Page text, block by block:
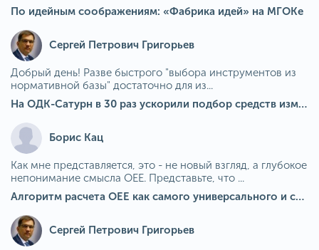
По идейным соображениям: «Фабрика идей» на МГОКе
Сергей Петрович Григорьев
Добрый день! Разве быстрого "выбора инструментов из
нормативной базы" достаточно для из...
На ОДК-Сатурн в 30 раз ускорили подбор средств измерения для контроля качества продукции
Борис Кац
Как мне представляется, это - не новый взгляд, а глубокое
непонимание смысла OEE. Представьте, что ...
Алгоритм расчета ОЕЕ как самого универсального и современного показателя эффективности оборудования в мире
Сергей Петрович Григорьев